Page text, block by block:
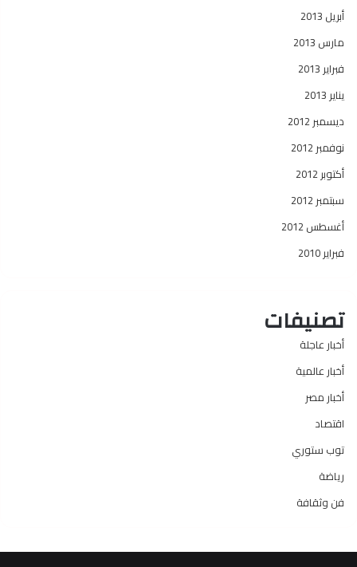
أبريل 2013
مارس 2013
فبراير 2013
يناير 2013
ديسمبر 2012
نوفمبر 2012
أكتوبر 2012
سبتمبر 2012
أغسطس 2012
فبراير 2010
تصنيفات
أخبار عاجلة
أخبار عالمية
أخبار مصر
اقتصاد
توب ستوري
رياضة
فن وثقافة